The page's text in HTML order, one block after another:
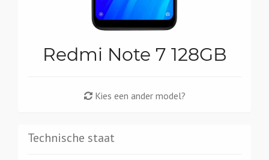
Redmi Note 7 128GB
Kies een ander model?
Technische staat